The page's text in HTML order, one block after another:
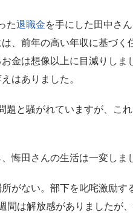
た退職金を手にした田中さ
、前年の高い年収に基づく
金は想像以上に目減りしま
はありました。
題と騒がれていますが、こ
悔田さんの生活は一変しま
がない。部下を叱咤激励す
間は解放感がありましたが